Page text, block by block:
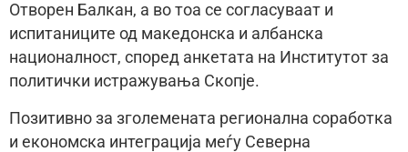
Отворен Балкан, а во тоа се согласуваат и
испитаниците од македонска и албанска
националност, според анкетата на Институтот за
политички истражувања Скопје.
Позитивно за зголемената регионална соработка
и економска интеграција меѓу Северна